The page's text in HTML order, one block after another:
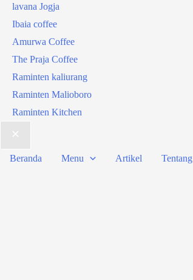
lavana Jogja
Ibaia coffee
Amurwa Coffee
The Praja Coffee
Raminten kaliurang
Raminten Malioboro
Raminten Kitchen
Beranda Menu Artikel Tentang